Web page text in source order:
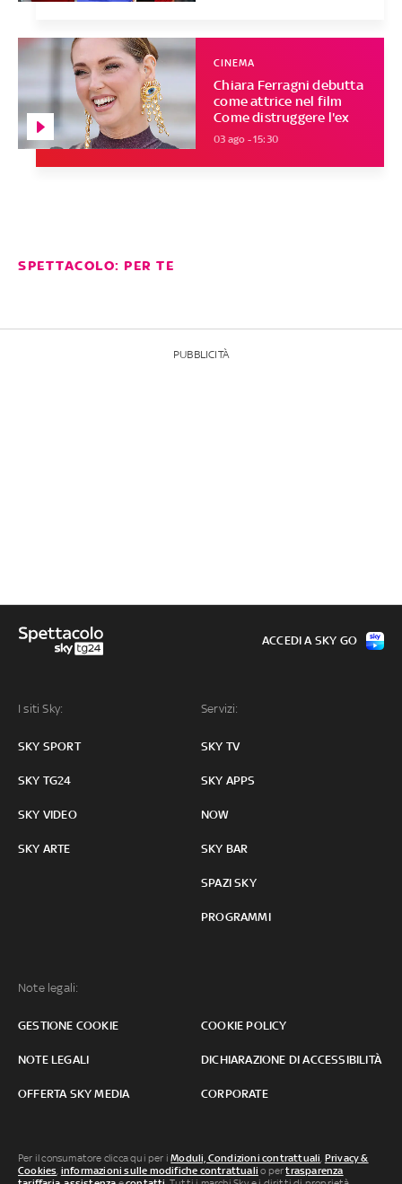
Chiara Ferragni debutta
come attrice nel film
Come distruggere l'ex
CINEMA
03 ago - 15:30
SPETTACOLO: PER TE
PUBBLICITÀ
I siti Sky:
SKY SPORT
SKY TG24
SKY VIDEO
SKY ARTE
Servizi:
SKY TV
SKY APPS
NOW
SKY BAR
SPAZI SKY
PROGRAMMI
Note legali:
GESTIONE COOKIE COOKIE POLICY
NOTE LEGALI DICHIARAZIONE DI ACCESSIBILITÀ
OFFERTA SKY MEDIA CORPORATE
ACCEDI A SKY GO
Per il consumatore clicca qui per iModuli, Condizioni contrattuali, Privacy &
Cookies, informazioni sulle modifiche contrattuali o pertrasparenza